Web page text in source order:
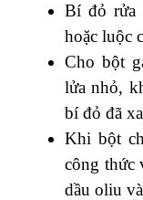
Bí đỏ rửa
hoặc luộc
Cho bột
lửa nhỏ,
bí đỏ đã
Khi bột
công thức
dầu oliu